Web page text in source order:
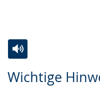
Wichtige
Leichten
Audio-
Video